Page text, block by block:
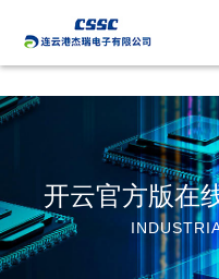
开云官方版在线
开云官方版在